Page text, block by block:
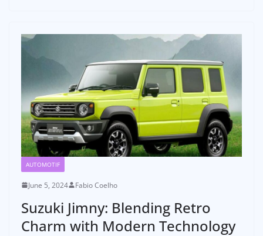
AUTOMOTIF
June 5, 2024 Fabio Coelho
Suzuki Jimny: Blending Retro
Charm with Modern Technology